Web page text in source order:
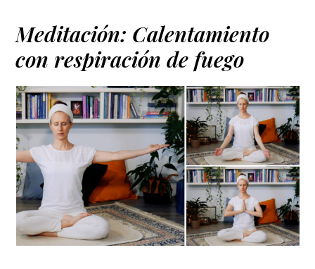
Meditación: Calentamiento
con respiración de fuego